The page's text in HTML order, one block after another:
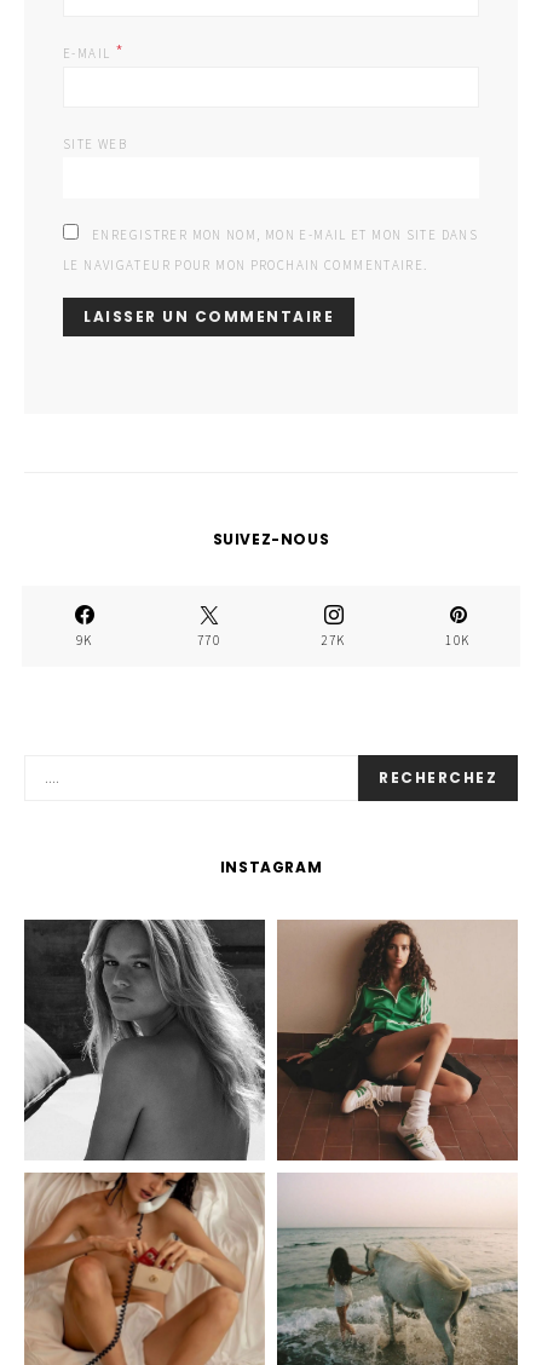
E-MAIL *
SITE WEB
ENREGISTRER MON NOM, MON E-MAIL ET MON SITE DANS
LE NAVIGATEUR POUR MON PROCHAIN COMMENTAIRE.
SUIVEZ-NOUS
9K 770 27K 10K
RECHERCHEZ
INSTAGRAM